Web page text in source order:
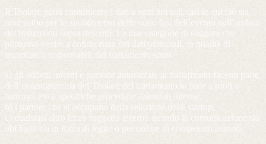
Il Titolare potrà comunicare i dati a terzi nei soli casi in cui ciò sia
necessario per lo svolgimento delle varie fasi dell’evento nell’ambito
dei trattamenti sopra descritti. Le due categorie di soggetti che
potranno venire a conoscenza dei dati personali, in qualità di
incaricati o responsabili del trattamento sono:
a) gli addetti interni e persone autorizzate al trattamento facenti parte
dell’organigramma del Titolare del trattamento in base a ruoli o
funzioni e/o a specifiche procedure aziendali interne.
b) i partner che si occupano della selezione delle startup;
c) qualsiasi altro terzo soggetto esterno quando la comunicazione sia
obbligatoria in forza di legge o per ordine di competenti autorità.